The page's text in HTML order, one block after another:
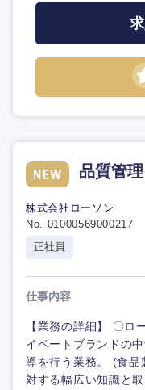
品質管理
株式会社ローソン
No. 01000569000217
正社員
仕事内容
【業務の詳細】 〇ロ
イベートブランドの
導を行う業務。 (食品
対する幅広い知識と